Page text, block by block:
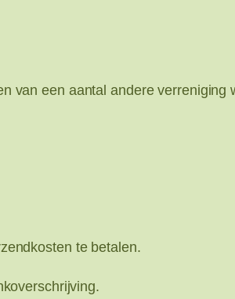
van een aantal andere
te betalen.